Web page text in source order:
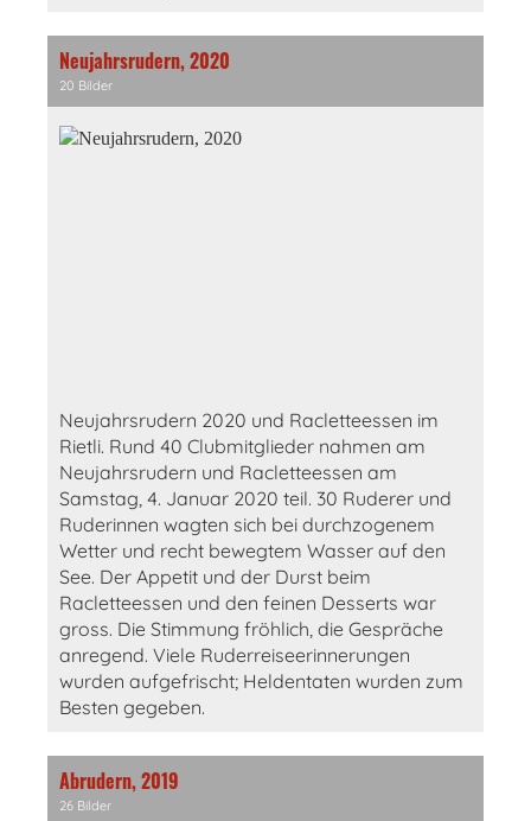
Neujahrsrudern, 2020
20 Bilder
Neujahrsrudern 2020 und Racletteessen im
Rietli. Rund 40 Clubmitglieder nahmen am
Neujahrsrudern und Racletteessen am
Samstag, 4. Januar 2020 teil. 30 Ruderer und
Ruderinnen wagten sich bei durchzogenem
Wetter und recht bewegtem Wasser auf den
See. Der Appetit und der Durst beim
Racletteessen und den feinen Desserts war
gross. Die Stimmung fröhlich, die Gespräche
anregend. Viele Ruderreiseerinnerungen
wurden aufgefrischt; Heldentaten wurden zum
Besten gegeben.
Abrudern, 2019
26 Bilder